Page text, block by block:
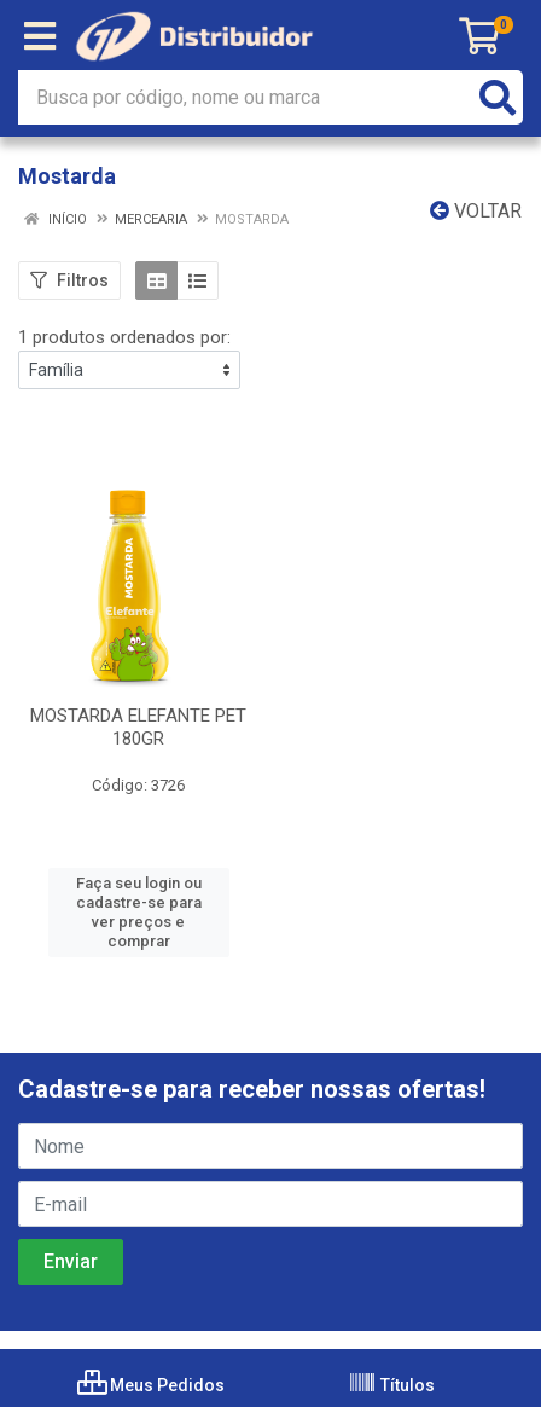
0
Mostarda
VOLTAR
INÍCIO MERCEARIA MOSTARDA
Filtros
1 produtos ordenados por:
MOSTARDA ELEFANTE PET
180GR
Código: 3726
Faça seu login ou
cadastre-se para
ver preços e
comprar
Cadastre-se para receber nossas ofertas!
Meus Pedidos Títulos